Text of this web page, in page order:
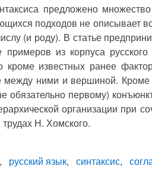
предложено
подходов не описывает
(и роду). В статье
из корпуса
кроме известных ранее
ними и вершиной. Кроме
обязательно первому)
организации при
Н. Хомского.
русский язык синтаксис